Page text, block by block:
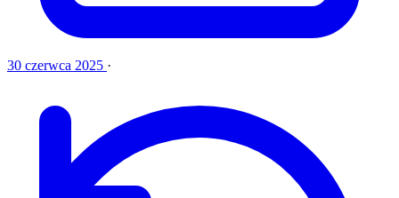
30 czerwca 2025 ·